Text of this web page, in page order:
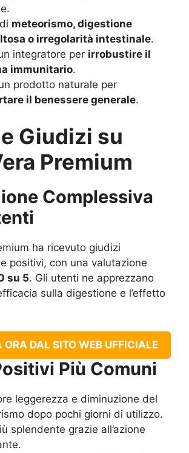
meteorismo, digestione
o irregolarità intestinale.
integratore per irrobustire il
immunitario.
prodotto naturale per
il benessere generale.
Giudizi su
Premium
Complessiva
ha ricevuto giudizi
positivi, con una valutazione
su 5. Gli utenti ne apprezzano
sulla digestione e l’effetto
ORA DAL SITO WEB UFFICIALE
Più Comuni
leggerezza e diminuzione del
dopo pochi giorni di utilizzo.
splendente grazie all’azione